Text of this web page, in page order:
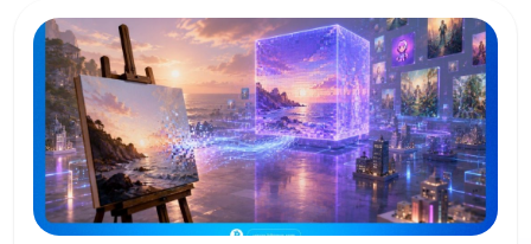
De JPEG a infraestructura digital: cómo OpenSea está